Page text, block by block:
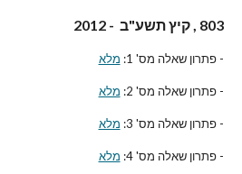
803 , קיץ תשע"ב - 2012
- פתרון שאלה מס' 1: מלא
- פתרון שאלה מס' 2: מלא
- פתרון שאלה מס' 3: מלא
- פתרון שאלה מס' 4: מלא